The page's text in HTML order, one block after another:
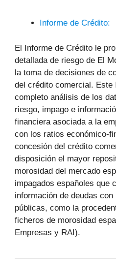
Informe de Crédito:
El Informe de Crédito le
detallada de riesgo de El
la toma de decisiones de
del crédito comercial. Este
completo análisis de los
riesgo, impago e
financiera asociada a la
con los ratios económico-
concesión del crédito
disposición el mayor
morosidad del mercado
impagados españoles que
información de deudas
públicas, como la
ficheros de morosidad
Empresas y RAI).